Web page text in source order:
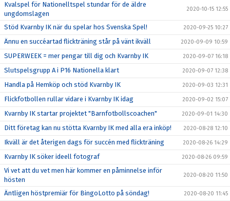
Kvalspel för Nationelltspel stundar för de äldre
ungdomslagen
2020-10-15 12:55
Stöd Kvarnby IK när du spelar hos Svenska Spel! 2020-09-25 10:27
Ännu en succéartad flickträning står på vänt ikväll 2020-09-09 10:59
SUPERWEEK = mer pengar till dig och Kvarnby IK 2020-09-07 16:18
Slutspelsgrupp A i P16 Nationella klart 2020-09-07 12:38
Handla på Hemköp och stöd Kvarnby IK 2020-09-03 12:31
Flickfotbollen rullar vidare i Kvarnby IK idag 2020-09-02 15:07
Kvarnby IK startar projektet "Barnfotbollscoachen" 2020-09-01 14:30
Ditt företag kan nu stötta Kvarnby IK med alla era inköp! 2020-08-28 12:10
Ikväll är det återigen dags för succén med flickträning 2020-08-26 14:29
Kvarnby IK söker ideell fotograf 2020-08-26 09:59
Vi vet att du vet men här kommer en påminnelse inför
hösten
2020-08-20 11:50
Äntligen höstpremiär för BingoLotto på söndag! 2020-08-20 11:45